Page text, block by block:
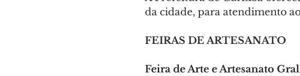
da cidade, para atendimento
FEIRAS DE ARTESANATO
Feira de Arte e Artesanato